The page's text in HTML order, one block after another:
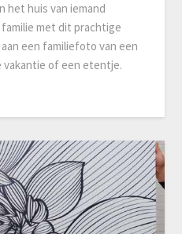
het huis van iemand
met dit prachtige
een familiefoto van een
vakantie of een etentje.